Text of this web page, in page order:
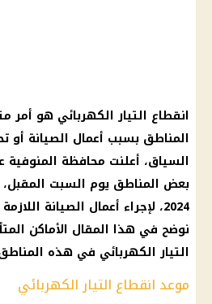
انقطاع التيار الكهربائي هو أمر
المناطق بسبب أعمال الصيانة
السياق، أعلنت محافظة المنوفية
بعض المناطق يوم السبت المقبل،
2024، لإجراء أعمال الصيانة
نوضح في هذا المقال الأماكن
التيار الكهربائي في هذه
موعد انقطاع التيار الكهربائي